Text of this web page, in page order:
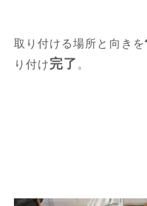
取り付ける場所と向きを
り付け完了 。